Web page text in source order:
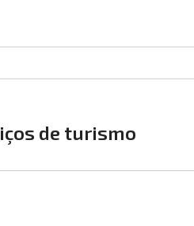
de turismo